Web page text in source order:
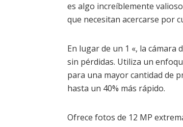
es algo increíblemente
que necesitan acercarse por
En lugar de un 1 «, la cámara
sin pérdidas. Utiliza un
para una mayor cantidad de
hasta un 40% más rápido.
Ofrece fotos de 12 MP